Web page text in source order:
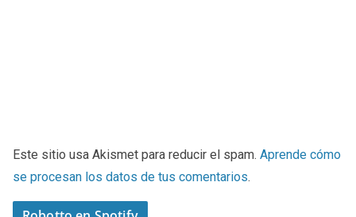
Este sitio usa Akismet para reducir el spam. Aprende cómo
se procesan los datos de tus comentarios.